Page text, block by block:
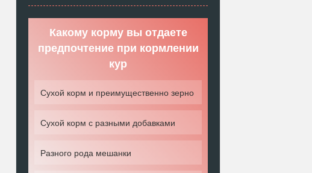
Какому корму вы отдаете
предпочтение при кормлении
кур
Сухой корм и преимущественно зерно
Сухой корм с разными добавками
Разного рода мешанки